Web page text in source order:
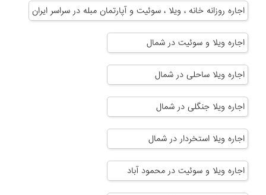
اجاره روزانه خانه ، ویلا ، سوئیت و آپارتمان مبله در سراسر ایران
اجاره ویلا و سوئیت در شمال
اجاره ویلا ساحلی در شمال
اجاره ویلا جنگلی در شمال
اجاره ویلا استخردار در شمال
اجاره ویلا و سوئیت در محمود آباد